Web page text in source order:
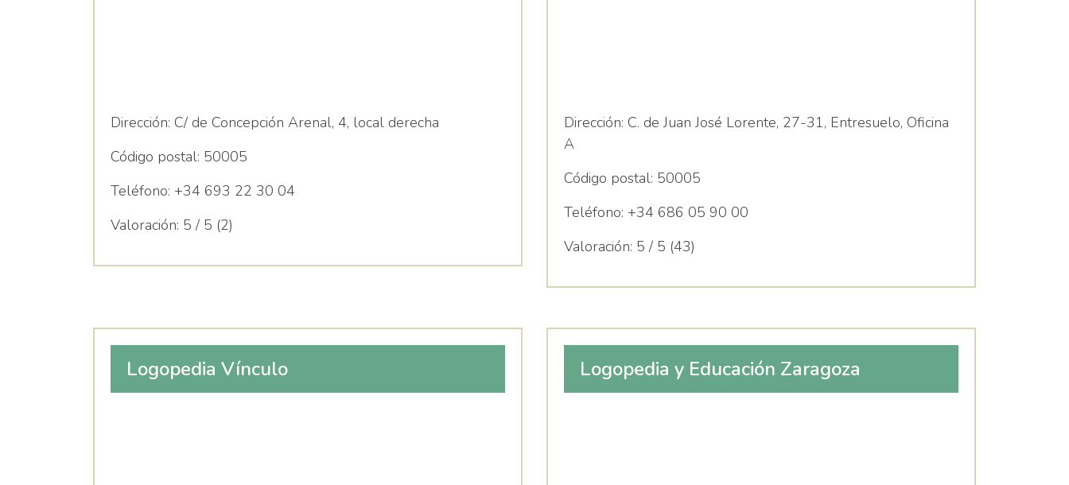
Dirección: C/ de Concepción Arenal, 4, local derecha
Código postal: 50005
Teléfono: +34 693 22 30 04
Valoración: 5 / 5 (2)
Dirección: C. de Juan José Lorente, 27-31, Entresuelo, Oficina
A
Código postal: 50005
Teléfono: +34 686 05 90 00
Valoración: 5 / 5 (43)
Logopedia Vínculo Logopedia y Educación Zaragoza